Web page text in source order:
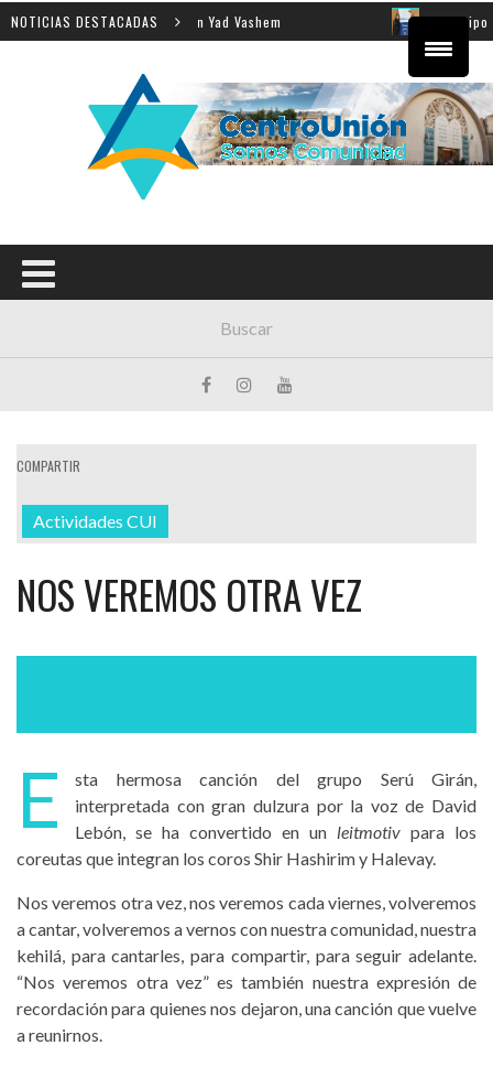
NOTICIAS DESTACADAS
de la Shoá en Yad Vashem El equipo
COMPARTIR
Actividades CUI
NOS VEREMOS OTRA VEZ
E
sta hermosa canción del grupo Serú Girán,
interpretada con gran dulzura por la voz de David
Lebón, se ha convertido en un leitmotiv para los
coreutas que integran los coros Shir Hashirim y Halevay.
Nos veremos otra vez, nos veremos cada viernes, volveremos
a cantar, volveremos a vernos con nuestra comunidad, nuestra
kehilá, para cantarles, para compartir, para seguir adelante.
“Nos veremos otra vez” es también nuestra expresión de
recordación para quienes nos dejaron, una canción que vuelve
a reunirnos.